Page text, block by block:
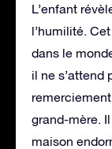
L’enfant
l’humilité.
dans le
il ne s’attend
grand-mère.
maison